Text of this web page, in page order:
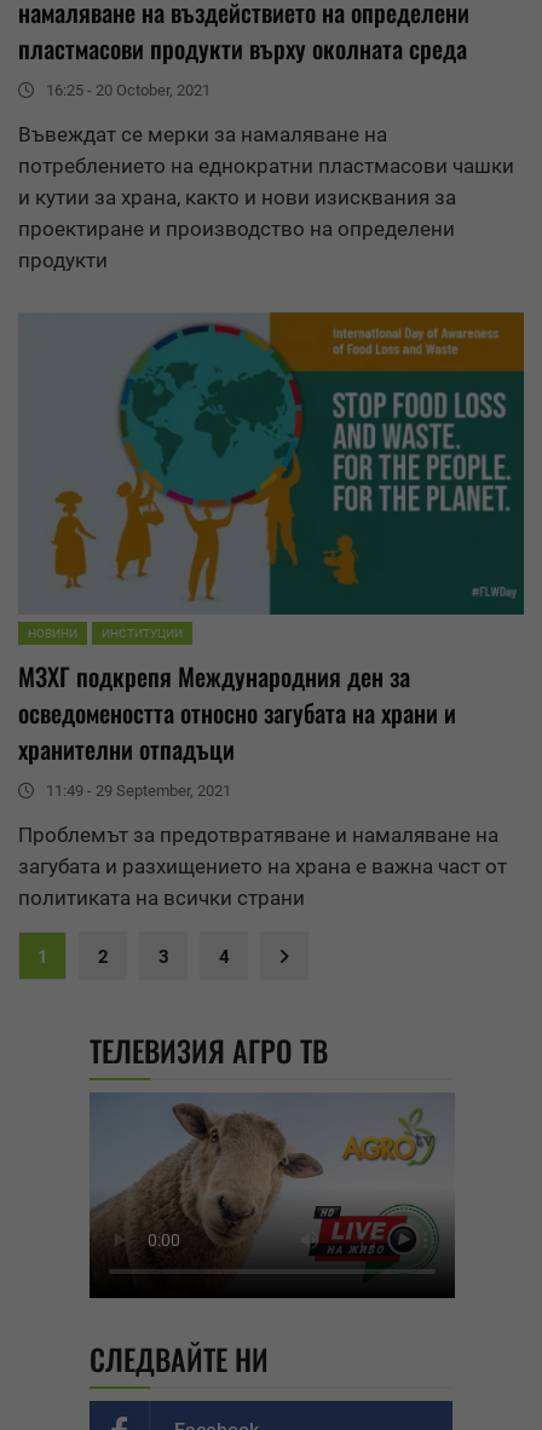
намаляване на въздействието на определени
пластмасови продукти върху околната среда
16:25 - 20 October, 2021
Въвеждат се мерки за намаляване на
потреблението на еднократни пластмасови чашки
и кутии за храна, както и нови изисквания за
проектиране и производство на определени
продукти
НОВИНИ ИНСТИТУЦИИ
МЗХГ подкрепя Международния ден за
осведомеността относно загубата на храни и
хранителни отпадъци
11:49 - 29 September, 2021
Проблемът за предотвратяване и намаляване на
загубата и разхищението на храна е важна част от
политиката на всички страни
1 2 3 4
ТЕЛЕВИЗИЯ АГРО ТВ
СЛЕДВАЙТЕ НИ